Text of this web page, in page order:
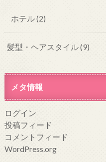
ホテル(2)
髪型・ヘアスタイル(9)
メタ情報
ログイン
投稿フィード
コメントフィード
WordPress.org